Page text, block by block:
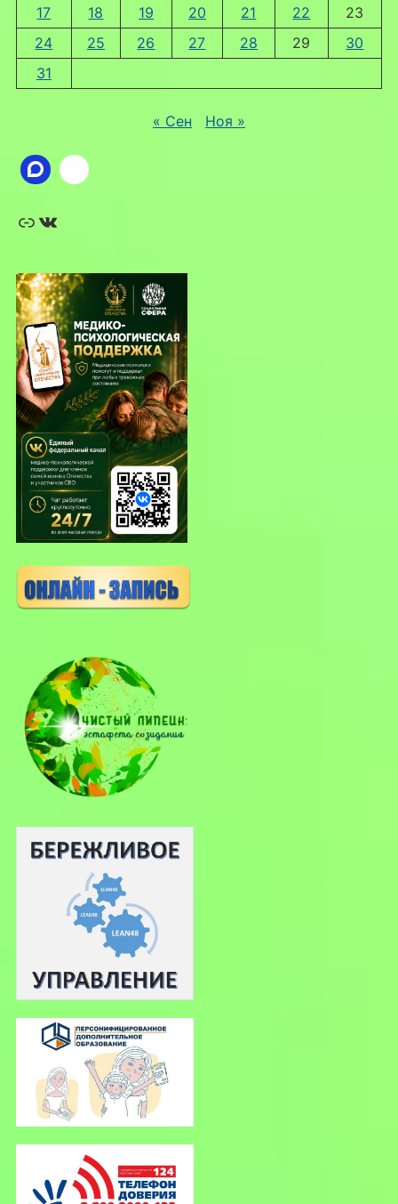
17 18 19 20 21 22
23
24
25 26 27 28 29
30
31
« Сен Ноя »
Ссылка